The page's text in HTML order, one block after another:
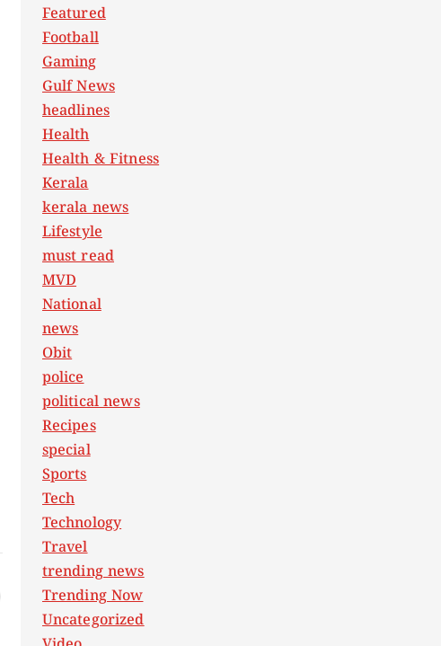
Featured
Football
Gaming
Gulf News
headlines
Health
Health & Fitness
Kerala
kerala news
Lifestyle
must read
MVD
National
news
Obit
police
political news
Recipes
special
Sports
Tech
Technology
Travel
trending news
Trending Now
Uncategorized